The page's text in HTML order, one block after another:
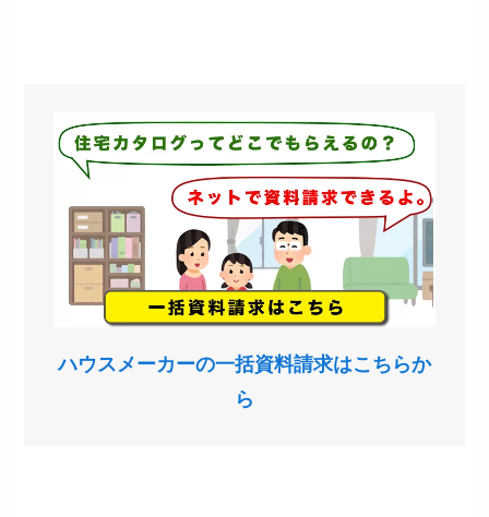
ハウスメーカーの一括資料請求はこちらか
ら